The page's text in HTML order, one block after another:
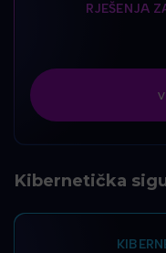
RJEŠENJA
Kibernetička